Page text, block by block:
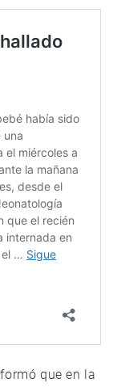
que en la